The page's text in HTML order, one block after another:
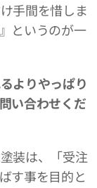
手間を惜しま
というのが一
よりやっぱり
い合わせくだ
装は、「受注
す事を目的と